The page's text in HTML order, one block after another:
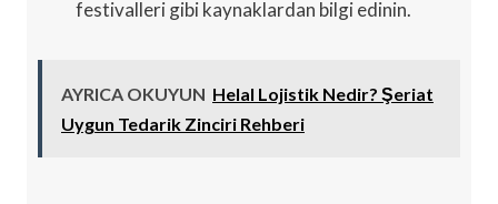
festivalleri gibi kaynaklardan bilgi edinin.
AYRICA OKUYUN Helal Lojistik Nedir? Şeriat
Uygun Tedarik Zinciri Rehberi